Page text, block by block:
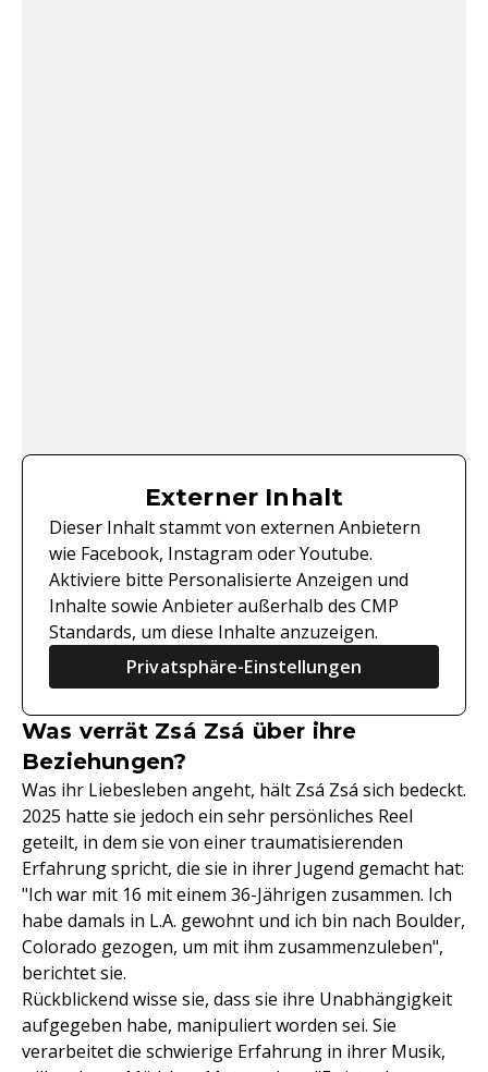
Externer Inhalt
Dieser Inhalt stammt von externen Anbietern
wie Facebook, Instagram oder Youtube.
Aktiviere bitte Personalisierte Anzeigen und
Inhalte sowie Anbieter außerhalb des CMP
Standards, um diese Inhalte anzuzeigen.
Privatsphäre-Einstellungen
Was verrät Zsá Zsá über ihre
Beziehungen?
Was ihr Liebesleben angeht, hält Zsá Zsá sich bedeckt.
2025 hatte sie jedoch ein sehr persönliches Reel
geteilt, in dem sie von einer traumatisierenden
Erfahrung spricht, die sie in ihrer Jugend gemacht hat:
"Ich war mit 16 mit einem 36-Jährigen zusammen. Ich
habe damals in L.A. gewohnt und ich bin nach Boulder,
Colorado gezogen, um mit ihm zusammenzuleben",
berichtet sie.
Rückblickend wisse sie, dass sie ihre Unabhängigkeit
aufgegeben habe, manipuliert worden sei. Sie
verarbeitet die schwierige Erfahrung in ihrer Musik,